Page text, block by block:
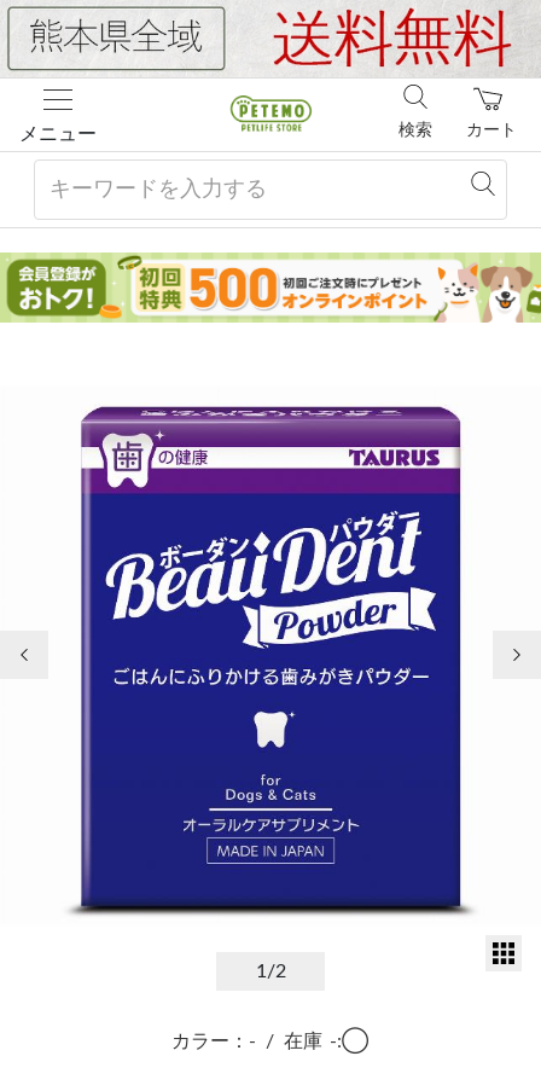
メニュー カート
検索
1/2
カラー：- / 在庫 -:◯